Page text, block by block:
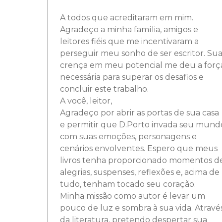
A todos que acreditaram em mim.
Agradeço a minha família, amigos e
leitores fiéis que me incentivaram a
perseguir meu sonho de ser escritor. Sua
crença em meu potencial me deu a
necessária para superar os desafios e
concluir este trabalho.
A você, leitor,
Agradeço por abrir as portas de sua casa
e permitir que D.Porto invada seu
com suas emoções, personagens e
cenários envolventes. Espero que meus
livros tenha proporcionado momentos
alegrias, suspenses, reflexões e, acima de
tudo, tenham tocado seu coração.
Minha missão como autor é levar um
pouco de luz e sombra à sua vida.
da literatura, pretendo despertar sua